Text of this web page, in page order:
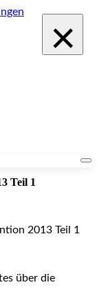
×
Teil 1
2013 Teil 1
über die